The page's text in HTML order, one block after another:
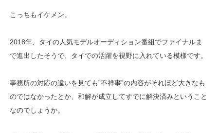
こっちもイケメン。
2018年、タイの人気モデルオーディション番組でファイナルま
で進出したそうで、タイでの活躍を視野に入れている模様です。
事務所の対応の違いを見ても”不祥事”の内容がそれほど大きなも
のではなかったとか、和解が成立してすでに解決済みということ
なのでしょうか。